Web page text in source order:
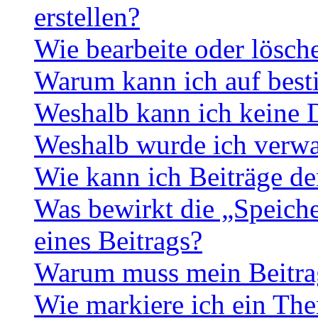
erstellen?
Wie bearbeite oder
Warum kann ich auf
Weshalb kann ich keine
Weshalb wurde ich
Wie kann ich Beiträge
Was bewirkt die
eines Beitrags?
Warum muss mein
Wie markiere ich ein